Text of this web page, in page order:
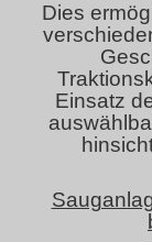
Dies
Einsatz